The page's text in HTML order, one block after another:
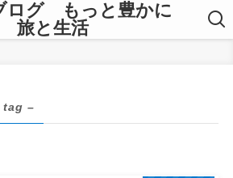
ログ もっと豊かに
旅と生活
tag –